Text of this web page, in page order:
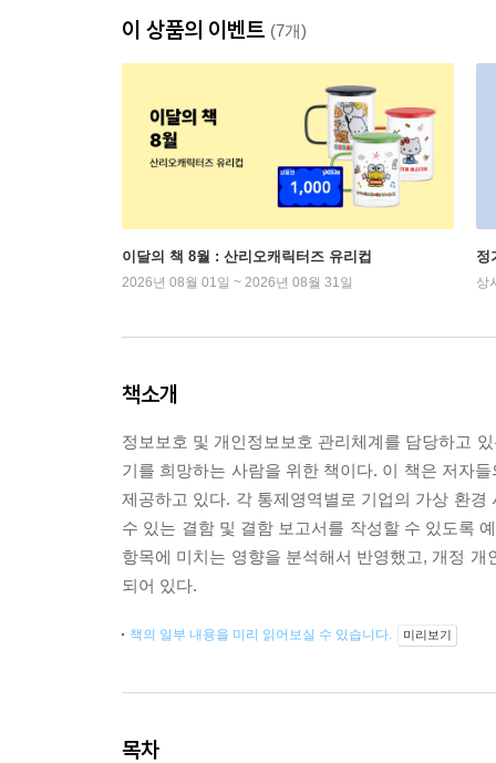
이 상품의 이벤트 (7개)
이달의 책 8월 : 산리오캐릭터즈 유리컵
2026년 08월 01일 ~ 2026년 08월 31일
정
상
책소개
정보보호 및 개인정보보호 관리체계를 담당하고
기를 희망하는 사람을 위한 책이다. 이 책은 저자
제공하고 있다. 각 통제영역별로 기업의 가상 환
수 있는 결함 및 결함 보고서를 작성할 수 있도록
항목에 미치는 영향을 분석해서 반영했고, 개정
되어 있다.
책의 일부 내용을 미리 읽어보실 수 있습니다. 미리보기
목차